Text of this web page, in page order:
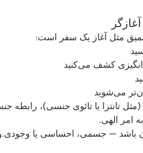
مثل آغاز یک سفر است:
معنوی (مثل تانترا یا تائوی جنسی)،
امر الهی.